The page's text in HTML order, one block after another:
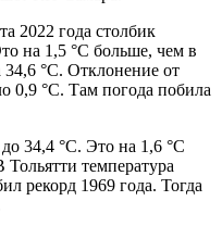
2022 года столбик
на 1,5 °С больше, чем в
34,6 °С. Отклонение от
0,9 °С. Там погода побила
34,4 °С. Это на 1,6 °С
температура
рекорд 1969 года. Тогда